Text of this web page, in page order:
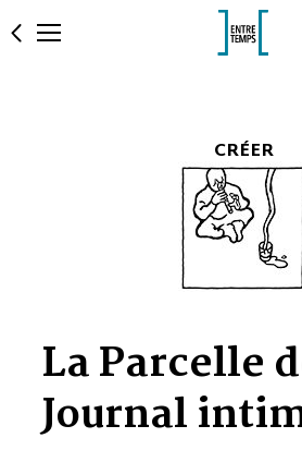
CRÉER
La Parcelle
Journal